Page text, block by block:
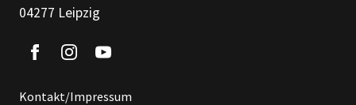
04277 Leipzig
Kontakt/Impressum